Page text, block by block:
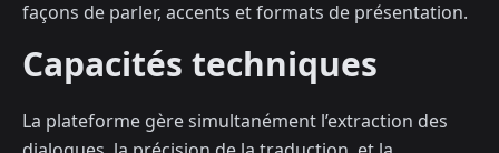
façons de parler, accents et formats de présentation.
Capacités techniques
La plateforme gère simultanément l’extraction des